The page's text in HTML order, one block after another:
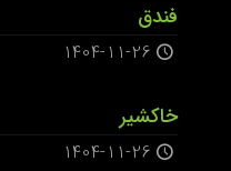
فندق
1404-11-26
خاکشیر
1404-11-26